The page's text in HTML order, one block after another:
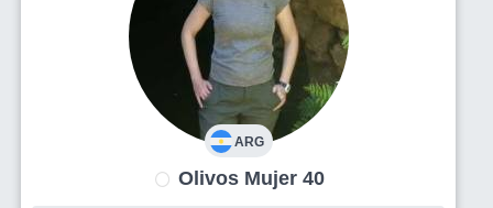
ARG
Olivos Mujer 40